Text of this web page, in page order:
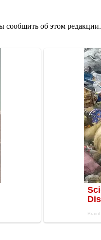
сообщить об этом редакции.